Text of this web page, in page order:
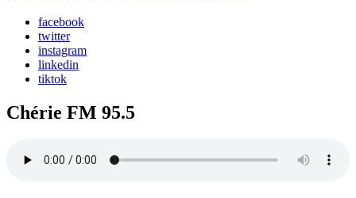
facebook
twitter
instagram
linkedin
tiktok
Chérie FM 95.5